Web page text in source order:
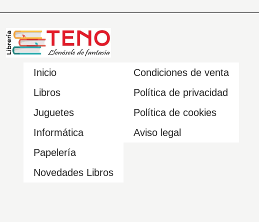
Inicio
Libros
Juguetes
Informática
Papelería
Novedades Libros
Condiciones de venta
Política de privacidad
Política de cookies
Aviso legal